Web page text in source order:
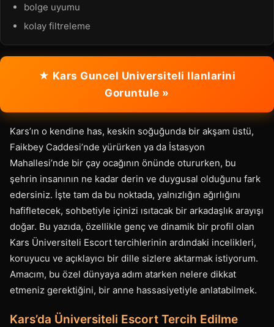
bolge uyumu
kolay filtreleme
★ Kars Guncel Universiteli Ilanlarini
Goruntule »
Kars’ın o kendine has, keskin soğuğunda bir akşam üstü,
Faikbey Caddesi’nde yürürken ya da İstasyon
Mahallesi’nde bir çay ocağının önünde otururken, bu
şehrin insanının ne kadar derin ve duygusal olduğunu fark
edersiniz. İşte tam da bu noktada, yalnızlığın ağırlığını
hafifletecek, sohbetiyle içinizi ısıtacak bir arkadaşlık arayışı
doğar. Bu yazıda, özellikle genç ve dinamik bir profil olan
Kars Üniversiteli Escort tercihlerinin ardındaki incelikleri,
koruyucu ve açıklayıcı bir dille sizlere aktarmak istiyorum.
Amacım, bu özel dünyaya adım atarken nelere dikkat
etmeniz gerektiğini, bir anne hassasiyetiyle anlatabilmek.
Kars’da Üniversiteli Escort Tercih Edilme